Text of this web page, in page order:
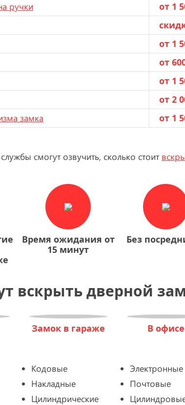
ручки
от 1
от 1
от
от 1
от 2
замка
от 1
смогут озвучить, сколько стоит
Время ожидания от
15 минут
Без
вскрыть дверной
Замок в гараже В офисе
Кодовые Электронные
Накладные Почтовые
Цилиндрические